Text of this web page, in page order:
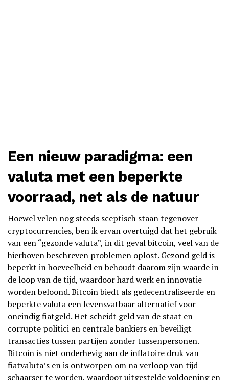
Een nieuw paradigma: een
valuta met een beperkte
voorraad, net als de natuur
Hoewel velen nog steeds sceptisch staan tegenover
cryptocurrencies, ben ik ervan overtuigd dat het gebruik
van een “gezonde valuta”, in dit geval bitcoin, veel van de
hierboven beschreven problemen oplost. Gezond geld is
beperkt in hoeveelheid en behoudt daarom zijn waarde in
de loop van de tijd, waardoor hard werk en innovatie
worden beloond. Bitcoin biedt als gedecentraliseerde en
beperkte valuta een levensvatbaar alternatief voor
oneindig fiatgeld. Het scheidt geld van de staat en
corrupte politici en centrale bankiers en beveiligt
transacties tussen partijen zonder tussenpersonen.
Bitcoin is niet onderhevig aan de inflatoire druk van
fiatvaluta’s en is ontworpen om na verloop van tijd
schaarser te worden, waardoor uitgestelde voldoening en